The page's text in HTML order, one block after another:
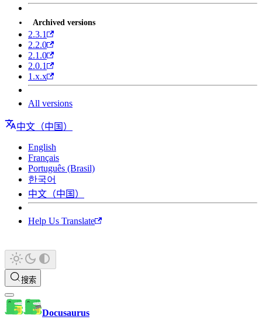
Archived versions
2.3.1
2.2.0
2.1.0
2.0.1
1.x.x
All versions
中文（中国）
English
Français
Português (Brasil)
한국어
中文（中国）
Help Us Translate
搜索
Docusaurus